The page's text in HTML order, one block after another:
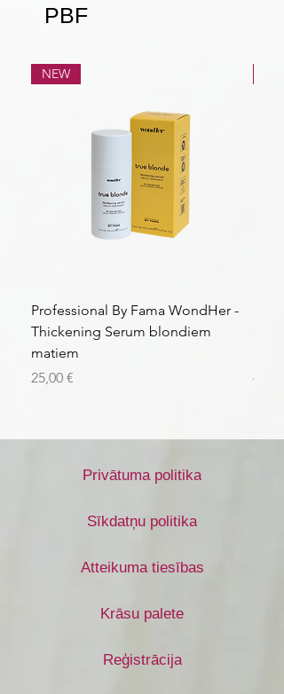
PBF
NEW
Professional By Fama WondHer -
Thickening Serum blondiem
matiem
Cena
25,00 €
Cena
43,56
Privātuma politika
Sīkdatņu politika
Atteikuma tiesības
Krāsu palete
Reģistrācija